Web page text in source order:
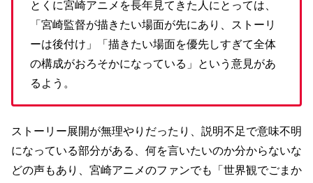
とくに宮崎アニメを長年見てきた人にとっては、
「宮崎監督が描きたい場面が先にあり、ストーリ
ーは後付け」「描きたい場面を優先しすぎて全体
の構成がおろそかになっている」という意見があ
るよう。
ストーリー展開が無理やりだったり、説明不足で意味不明
になっている部分がある、何を言いたいのか分からないな
どの声もあり、宮崎アニメのファンでも「世界観でごまか